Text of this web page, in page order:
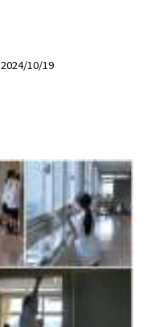
2024/10/19